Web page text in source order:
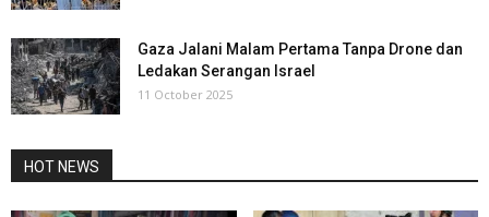
Gaza Jalani Malam Pertama Tanpa Drone dan
Ledakan Serangan Israel
11 October 2025
HOT NEWS